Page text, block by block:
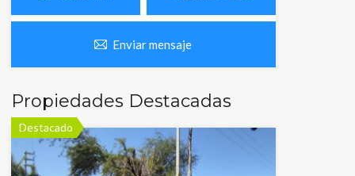
Enviar mensaje
Propiedades Destacadas
Destacado